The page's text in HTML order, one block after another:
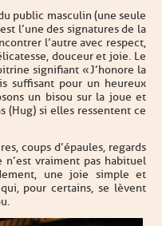
public masculin (une seule
l’une des signatures de la
l’autre avec respect,
douceur et joie. Le
signifiant « J’honore la
suffisant pour un heureux
un bisou sur la joue et
(Hug) si elles ressentent ce
coups d’épaules, regards
vraiment pas habituel
une joie simple et
pour certains, se lèvent